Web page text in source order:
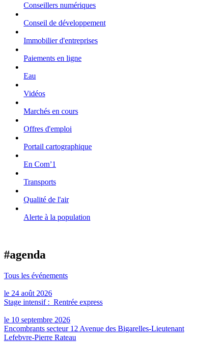
Conseillers numériques
Conseil de développement
Immobilier d'entreprises
Paiements en ligne
Eau
Vidéos
Marchés en cours
Offres d'emploi
Portail cartographique
En Com’1
Transports
Qualité de l'air
Alerte à la population
#agenda
Tous les événements
le 24 août 2026
Stage intensif : Rentrée express
le 10 septembre 2026
Encombrants secteur 12 Avenue des Bigarelles-Lieutenant
Lefebvre-Pierre Rateau